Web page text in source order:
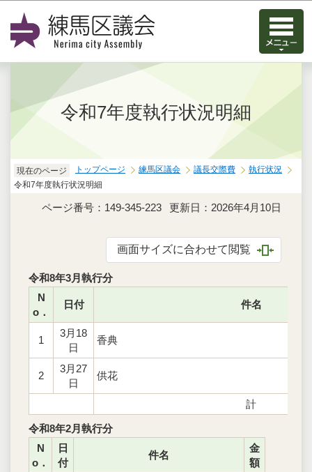
令和7年度執行状況明細
現在のページ トップページ 練馬区議会 議長交際費
執行状況
令和7年度執行状況明細
ページ番号：149-345-223 更新日：2026年4月10日
画面サイズに合わせて閲覧
令和8年3月執行分
N
o．
日付 件名
1
3月18
日
香典
2
3月27
日
供花
計
令和8年2月執行分
N
o．
日
付
件名
金
額